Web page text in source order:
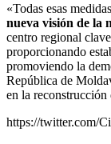
«Todas esas
nueva visión de la
centro regional
proporcionando
promoviendo la
República de
en la reconstrucción
https://twitter.com/